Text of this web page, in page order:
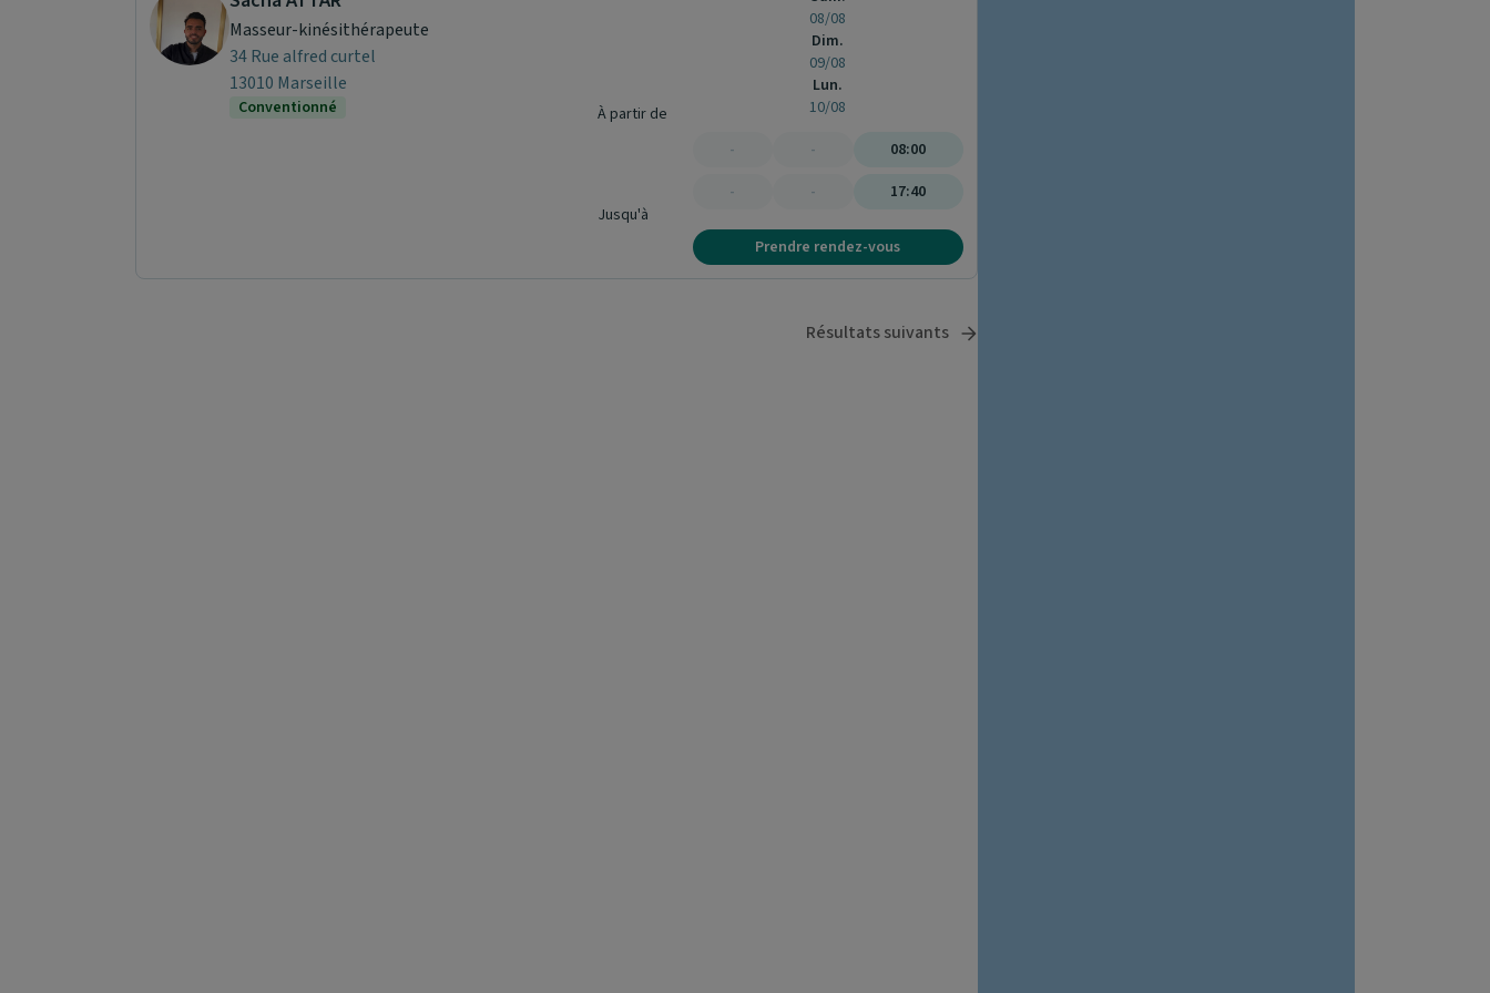
Masseur-kinésithérapeute
34 Rue alfred curtel
13010 Marseille
Conventionné À partir de
Jusqu'à
08/08
Dim.
09/08
Lun.
10/08
-
-
-
-
08:00
17:40
Prendre rendez-vous
Résultats suivants